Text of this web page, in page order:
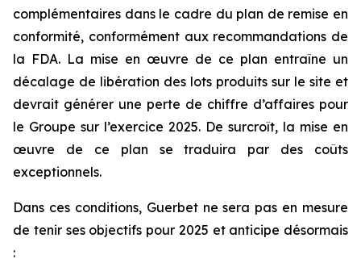
complémentaires dans le cadre du plan de remise en
conformité, conformément aux recommandations de
la FDA. La mise en œuvre de ce plan entraîne un
décalage de libération des lots produits sur le site et
devrait générer une perte de chiffre d’affaires pour
le Groupe sur l’exercice 2025. De surcroît, la mise en
œuvre de ce plan se traduira par des coûts
exceptionnels.
Dans ces conditions, Guerbet ne sera pas en mesure
de tenir ses objectifs pour 2025 et anticipe désormais
: